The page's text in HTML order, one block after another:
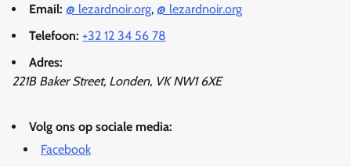
Email: @ lezardnoir.org, @ lezardnoir.org
Telefoon: +32 12 34 56 78
Adres:
221B Baker Street, Londen, VK NW1 6XE
Volg ons op sociale media:
Facebook